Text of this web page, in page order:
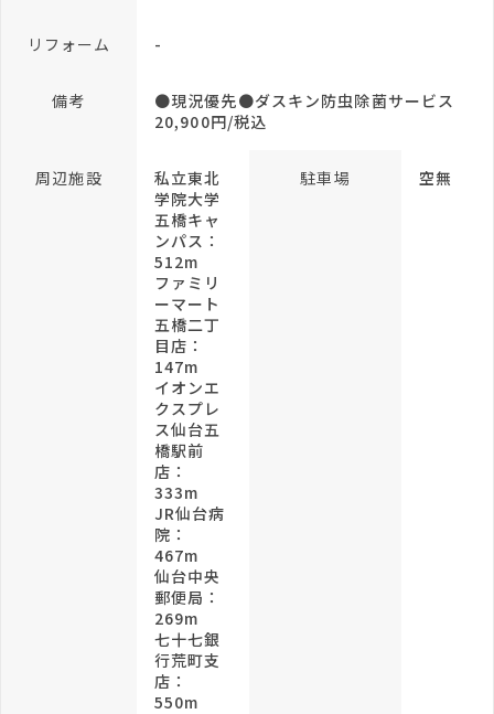
リフォーム -
備考
●現況優先●ダスキン防虫除菌サービス
20,900円/税込
周辺施設
私立東北
学院大学
五橋キャ
ンパス：
512m
ファミリ
ーマート
五橋二丁
目店：
147m
イオンエ
クスプレ
ス仙台五
橋駅前
店：
333m
JR仙台病
院：
467m
仙台中央
郵便局：
269m
七十七銀
行荒町支
店：
550m
駐車場 空無